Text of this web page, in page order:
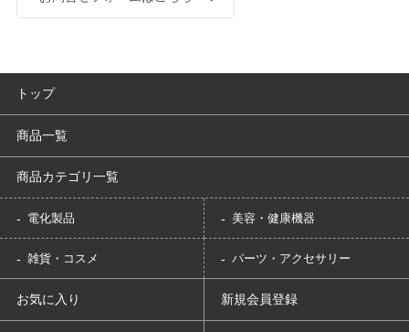
トップ
商品一覧
商品カテゴリ一覧
電化製品 美容・健康機器
雑貨・コスメ パーツ・アクセサリー
お気に入り 新規会員登録